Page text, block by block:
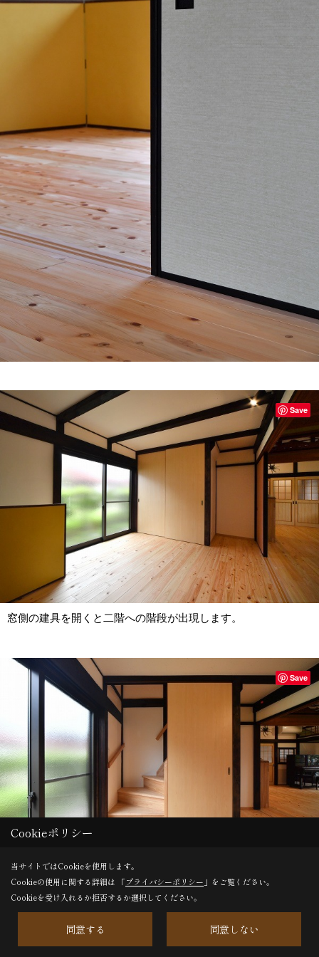
窓側の建具を開くと二階への階段が出現します。
Save
普段は二階を使わないので冷暖房効率を考えています。
Save
Save
Cookieポリシー
当サイトではCookieを使用します。
Cookieの使用に関する詳細は 「プライバシーポリシー 」をご覧ください。
Cookieを受け入れるか拒否するか選択してください。
同意する 同意しない